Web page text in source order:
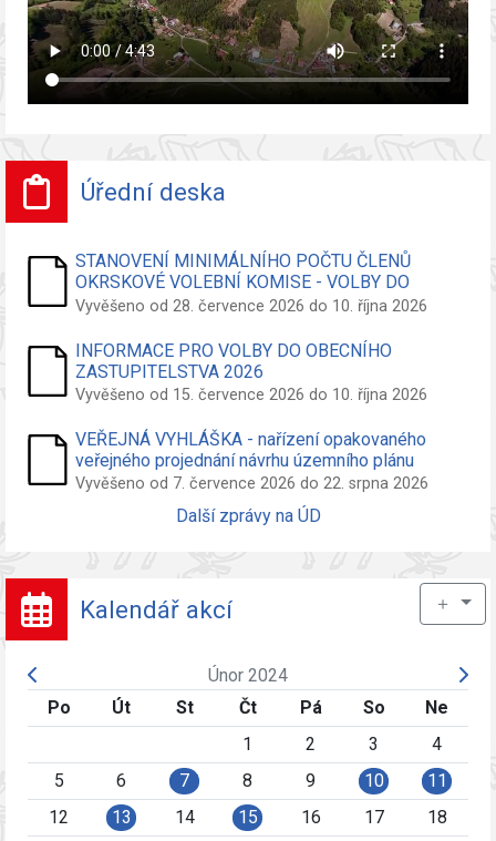
Úřední deska
STANOVENÍ MINIMÁLNÍHO POČTU ČLENŮ
OKRSKOVÉ VOLEBNÍ KOMISE - VOLBY DO
ZASTUPITELSTVA OBCE
Vyvěšeno od 28. července 2026 do 10. října 2026
INFORMACE PRO VOLBY DO OBECNÍHO
ZASTUPITELSTVA 2026
Vyvěšeno od 15. července 2026 do 10. října 2026
VEŘEJNÁ VYHLÁŠKA - nařízení opakovaného
veřejného projednání návrhu územního plánu
Vyvěšeno od 7. července 2026 do 22. srpna 2026
Další zprávy na ÚD
Kalendář akcí ＋
Únor 2024
Po
Út St Čt Pá So
Ne
1
2 3
4
5
6 7 8 9 10
11
12
13 14 15 16 17
18